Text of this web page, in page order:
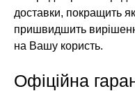
доставки, покращить
пришвидшить
на Вашу користь.
Офіційна